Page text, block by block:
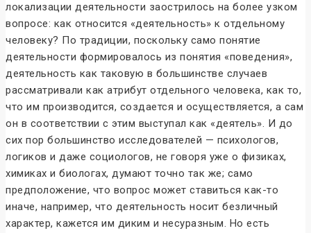
локализации деятельности заострилось на более узком
вопросе: как относится «деятельность» к отдельному
человеку? По традиции, поскольку само понятие
деятельности формировалось из понятия «поведения»,
деятельность как таковую в большинстве случаев
рассматривали как атрибут отдельного человека, как то,
что им производится, создается и осуществляется, а сам
он в соответствии с этим выступал как «деятель». И до
сих пор большинство исследователей — психологов,
логиков и даже социологов, не говоря уже о физиках,
химиках и биологах, думают точно так же; само
предположение, что вопрос может ставиться как-то
иначе, например, что деятельность носит безличный
характер, кажется им диким и несуразным. Но есть